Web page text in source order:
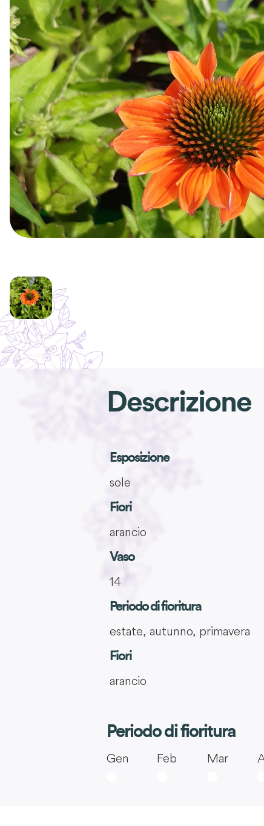
Descrizione
Esposizione
sole
Fiori
arancio
Vaso
14
Periodo di fioritura
estate, autunno, primavera
Fiori
arancio
Periodo di fioritura
Gen Feb Mar